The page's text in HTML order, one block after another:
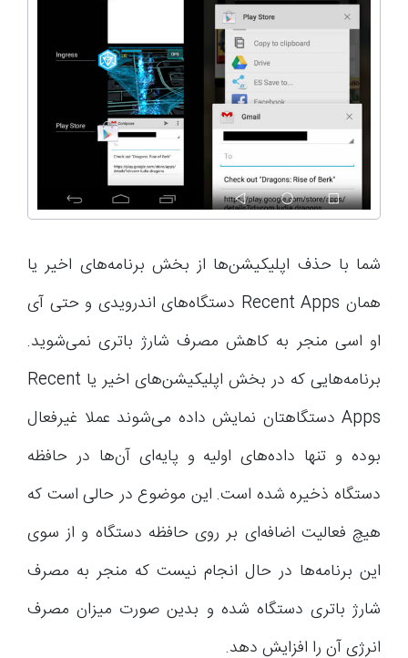
شما با حذف اپلیکیشن‌ها از بخش برنامه‌های اخیر یا
همان Recent Apps دستگاه‌های اندرویدی و حتی آی
او اسی منجر به کاهش مصرف شارژ باتری نمی‌شوید.
برنامه‌هایی که در بخش اپلیکیشن‌های اخیر یا Recent
Apps دستگاهتان نمایش داده می‌شوند عملا غیرفعال
بوده و تنها داده‌های اولیه و پایه‌ای آن‌ها در حافظه
دستگاه ذخیره شده است. این موضوع در حالی است که
هیچ فعالیت اضافه‌ای بر روی حافظه دستگاه و از سوی
این برنامه‌ها در حال انجام نیست که منجر به مصرف
شارژ باتری دستگاه شده و بدین صورت میزان مصرف
انرژی آن را افزایش دهد.